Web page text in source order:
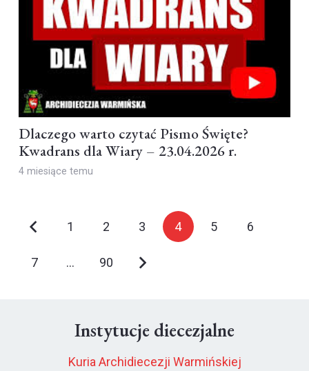
Dlaczego warto czytać Pismo Święte?
Kwadrans dla Wiary – 23.04.2026 r.
4 miesiące temu
1 2 3 4 5 6
7 … 90
Instytucje diecezjalne
Kuria Archidiecezji Warmińskiej